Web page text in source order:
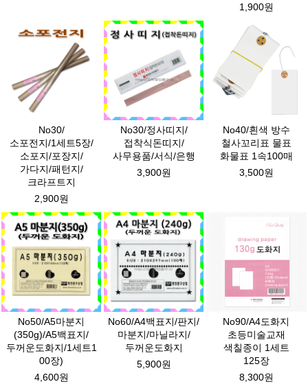
1,900원
No30/
소포전지/1세트5장/
소포지/포장지/
가다지/패턴지/
크라프트지
2,900원
No30/정사띠지/
접착식돈띠지/
사무용품/서식/은행
3,900원
No40/흰색 방수
철사꼬리표 물표
화물표 1속100매
3,500원
No50/A5마분지
(350g)/A5백표지/
두꺼운도화지/1세트1
00장)
4,600원
No60/A4백표지/판지/
마분지/마닐라지/
두꺼운도화지
5,900원
No90/A4도화지
초등미술교재
색칠종이 1세트
125장
8,300원